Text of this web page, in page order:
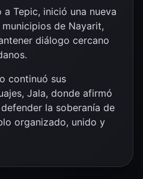
a Tepic, inició una nueva
de Nayarit,
diálogo cercano
continuó sus
Jala, donde afirmó
la soberanía de
organizado, unido y